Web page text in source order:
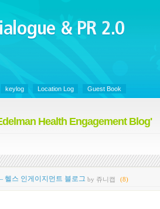
Dialogue &
keylog Location Log Guest Book
Health Engagement Blog'
헬스 인게이지먼트 블로그 by 쥬니캡 (8)